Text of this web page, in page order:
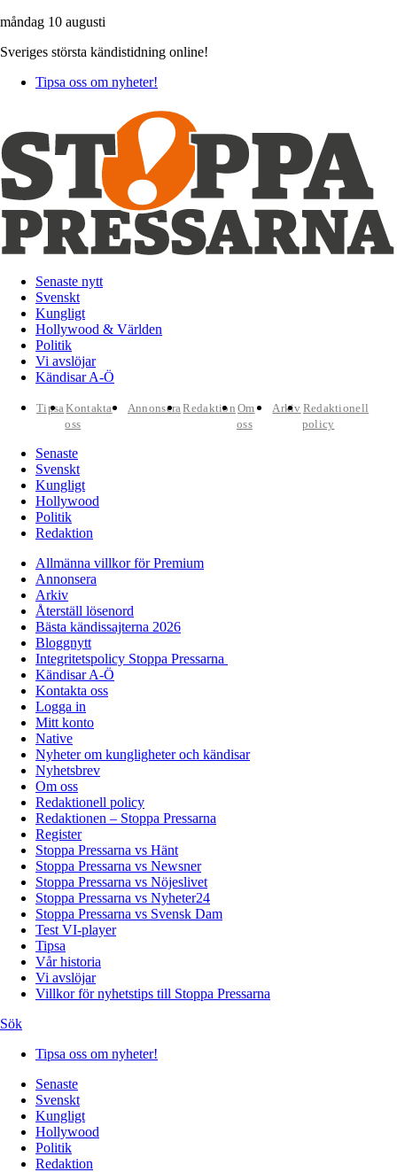
måndag 10 augusti
Sveriges största kändistidning online!
Tipsa oss om nyheter!
Senaste nytt
Svenskt
Kungligt
Hollywood & Världen
Politik
Vi avslöjar
Kändisar A-Ö
TipsaKontakta
oss
AnnonseraRedaktion Om
oss
Arkiv Redaktionell
policy
Senaste
Svenskt
Kungligt
Hollywood
Politik
Redaktion
Allmänna villkor för Premium
Annonsera
Arkiv
Återställ lösenord
Bästa kändissajterna 2026
Bloggnytt
Integritetspolicy Stoppa Pressarna
Kändisar A-Ö
Kontakta oss
Logga in
Mitt konto
Native
Nyheter om kungligheter och kändisar
Nyhetsbrev
Om oss
Redaktionell policy
Redaktionen – Stoppa Pressarna
Register
Stoppa Pressarna vs Hänt
Stoppa Pressarna vs Newsner
Stoppa Pressarna vs Nöjeslivet
Stoppa Pressarna vs Nyheter24
Stoppa Pressarna vs Svensk Dam
Test VI-player
Tipsa
Vår historia
Vi avslöjar
Villkor för nyhetstips till Stoppa Pressarna
Sök
Tipsa oss om nyheter!
Senaste
Svenskt
Kungligt
Hollywood
Politik
Redaktion